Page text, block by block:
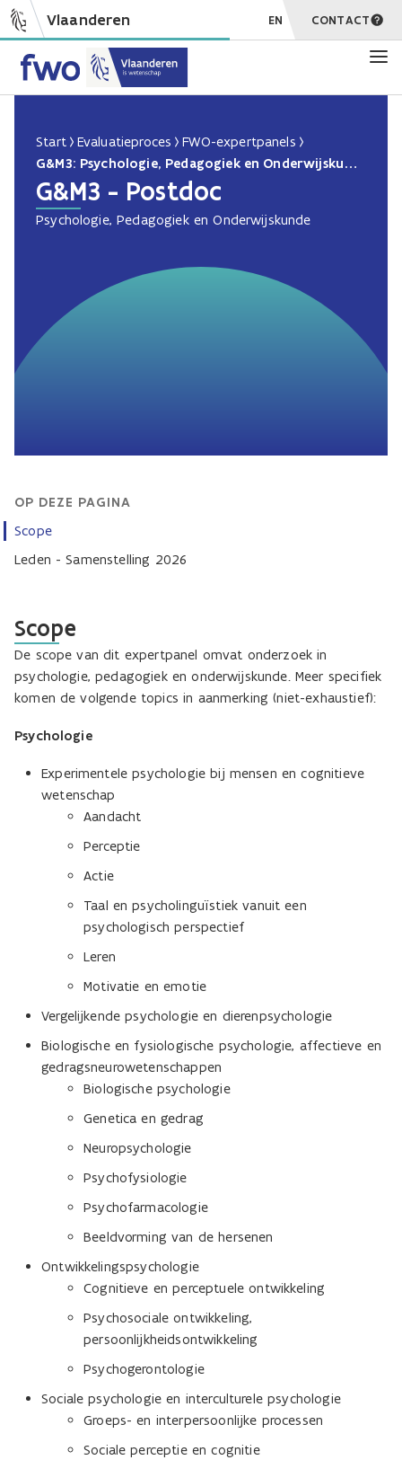
Vlaanderen EN CONTACT
Start Evaluatieproces
FWO-expertpanels
G&M3: Psychologie, Pedagogiek en Onderwijskunde PD
G&M3 - Postdoc
Psychologie, Pedagogiek en Onderwijskunde
OP DEZE PAGINA
Scope
Leden - Samenstelling 2026
Scope
De scope van dit expertpanel omvat onderzoek in
psychologie, pedagogiek en onderwijskunde. Meer specifiek
komen de volgende topics in aanmerking (niet-exhaustief):
Psychologie
Experimentele psychologie bij mensen en cognitieve
wetenschap
Aandacht
Perceptie
Actie
Taal en psycholinguïstiek vanuit een
psychologisch perspectief
Leren
Motivatie en emotie
Vergelijkende psychologie en dierenpsychologie
Biologische en fysiologische psychologie, affectieve en
gedragsneurowetenschappen
Biologische psychologie
Genetica en gedrag
Neuropsychologie
Psychofysiologie
Psychofarmacologie
Beeldvorming van de hersenen
Ontwikkelingspsychologie
Cognitieve en perceptuele ontwikkeling
Psychosociale ontwikkeling,
persoonlijkheidsontwikkeling
Psychogerontologie
Sociale psychologie en interculturele psychologie
Groeps- en interpersoonlijke processen
Sociale perceptie en cognitie